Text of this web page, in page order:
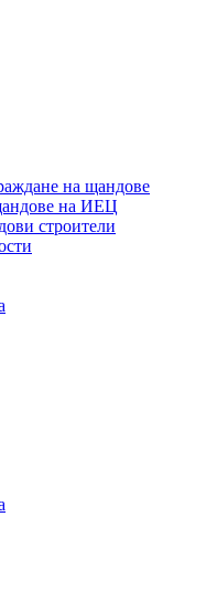
на щандове
на ИЕЦ
строители